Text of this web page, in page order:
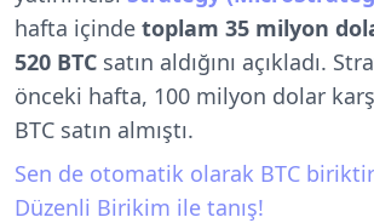
hafta içinde toplam 35 milyon
520 BTC satın aldığını açıkladı.
önceki hafta, 100 milyon dolar
BTC satın almıştı.
Sen de otomatik olarak BTC
Düzenli Birikim ile tanış!